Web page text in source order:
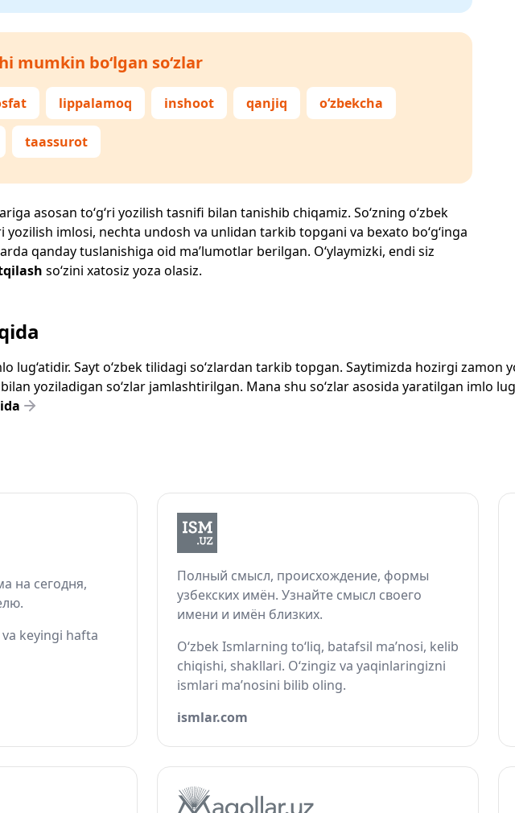
mumkin bo‘lgan so‘zlar
lippalamoq inshoot qanjiq o‘zbekcha
taassurot
asosan to‘g‘ri yozilish tasnifi bilan tanishib chiqamiz. So‘zning o‘zbek
yozilish imlosi, nechta undosh va unlidan tarkib topgani va bexato bo‘g‘inga
qanday tuslanishiga oid ma’lumotlar berilgan. O‘ylaymizki, endi siz
so‘zini xatosiz yoza olasiz.
lug‘atidir. Sayt o‘zbek tilidagi so‘zlardan tarkib topgan. Saytimizda hozirgi zamon
yoziladigan so‘zlar jamlashtirilgan. Mana shu so‘zlar asosida yaratilgan imlo
на сегодня,
keyingi hafta
Полный смысл, происхождение, формы
узбекских имён. Узнайте смысл своего
имени и имён близких.
O‘zbek Ismlarning to‘liq, batafsil ma’nosi, kelib
chiqishi, shakllari. O‘zingiz va yaqinlaringizni
ismlari ma’nosini bilib oling.
ismlar.com